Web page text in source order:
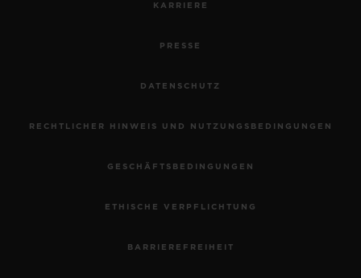
KARRIERE
PRESSE
DATENSCHUTZ
RECHTLICHER HINWEIS UND NUTZUNGSBEDINGUNGEN
GESCHÄFTSBEDINGUNGEN
ETHISCHE VERPFLICHTUNG
BARRIEREFREIHEIT